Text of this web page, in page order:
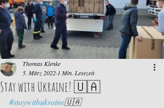
Stay with Ukraine! 🇺🇦
Thomas Klenke
5. März 2022 1 Min. Lesezeit
#staywithukraine🇺🇦